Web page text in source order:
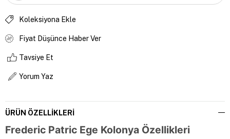
Koleksiyona Ekle
Fiyat Düşünce Haber Ver
Tavsiye Et
Yorum Yaz
ÜRÜN ÖZELLIKLERI
Frederic Patric Ege Kolonya Özellikleri